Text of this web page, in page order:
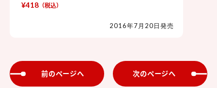
¥418 （税込）
2016年7月20日発売
前のページへ 次のページへ